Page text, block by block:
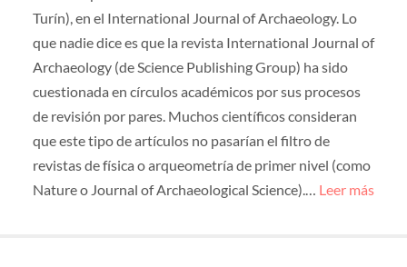
Turín), en el International Journal of Archaeology. Lo
que nadie dice es que la revista International Journal of
Archaeology (de Science Publishing Group) ha sido
cuestionada en círculos académicos por sus procesos
de revisión por pares. Muchos científicos consideran
que este tipo de artículos no pasarían el filtro de
revistas de física o arqueometría de primer nivel (como
Nature o Journal of Archaeological Science).… Leer más